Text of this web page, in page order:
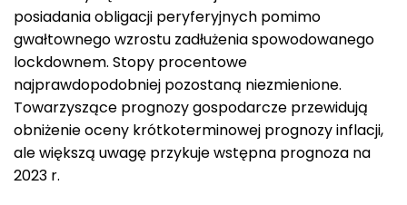
posiadania obligacji peryferyjnych pomimo
gwałtownego wzrostu zadłużenia spowodowanego
lockdownem. Stopy procentowe
najprawdopodobniej pozostaną niezmienione.
Towarzyszące prognozy gospodarcze przewidują
obniżenie oceny krótkoterminowej prognozy inflacji,
ale większą uwagę przykuje wstępna prognoza na
2023 r.